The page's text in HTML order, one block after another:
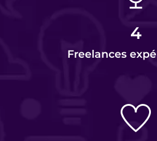
4
Freelances